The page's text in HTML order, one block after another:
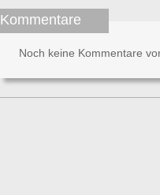
Kommentare
Noch keine Kommentare